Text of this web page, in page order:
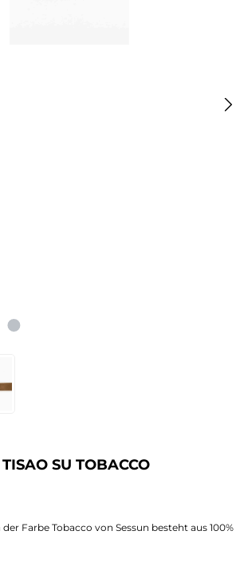
SU TOBACCO
der Farbe Tobacco von Sessun besteht aus 100%